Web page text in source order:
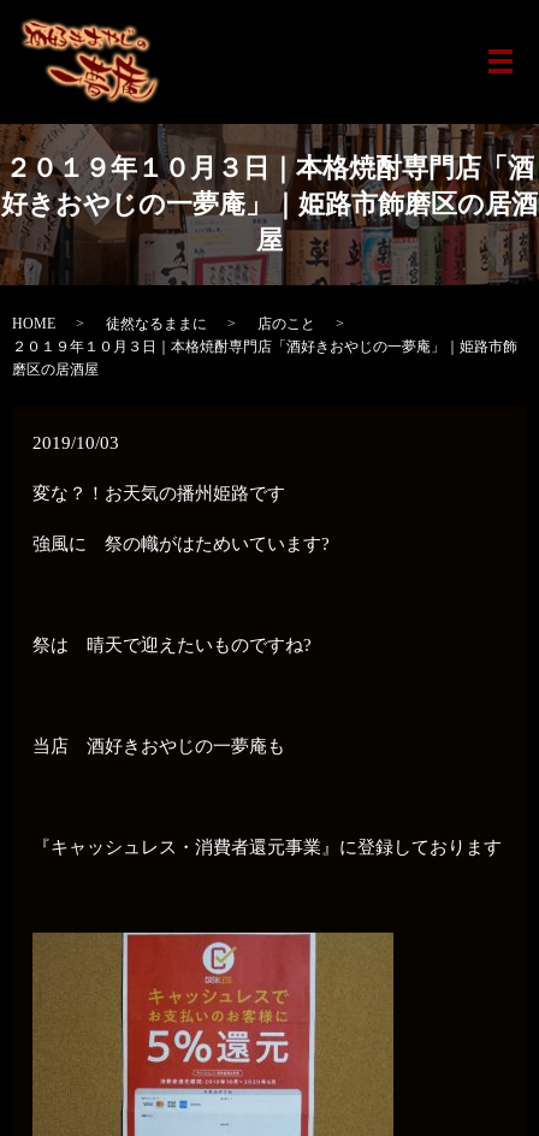
メ
２０１９年１０月３日｜本格焼酎専門店「酒
好きおやじの一夢庵」｜姫路市飾磨区の居酒
屋
HOME 徒然なるままに
店のこと
２０１９年１０月３日｜本格焼酎専門店「酒好きおやじの一夢庵」｜姫路市飾
磨区の居酒屋
2019/10/03
変な？！お天気の播州姫路です
強風に 祭の幟がはためいています?
祭は 晴天で迎えたいものですね?
当店 酒好きおやじの一夢庵も
『キャッシュレス・消費者還元事業』に登録しております